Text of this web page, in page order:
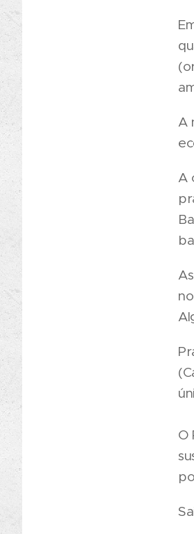
A
A
O